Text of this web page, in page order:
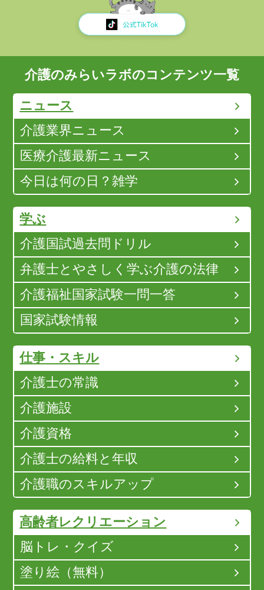
介護のみらいラボのコンテンツ一覧
ニュース
介護業界ニュース
医療介護最新ニュース
今日は何の日？雑学
学ぶ
介護国試過去問ドリル
弁護士とやさしく学ぶ介護の法律
介護福祉国家試験一問一答
国家試験情報
仕事・スキル
介護士の常識
介護施設
介護資格
介護士の給料と年収
介護職のスキルアップ
高齢者レクリエーション
脳トレ・クイズ
塗り絵（無料）